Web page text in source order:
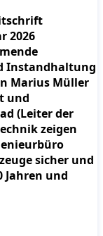
2026
Instandhaltung
Marius Müller
und
(Leiter der
zeigen
sicher und
Jahren und